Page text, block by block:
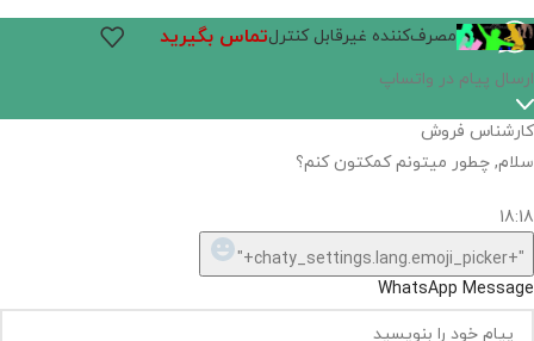
مصرف‌کننده غیرقابل کنترلتماس بگیرید
ارسال پیام در واتساپ
کارشناس فروش
سلام, چطور میتونم کمکتون کنم؟
18:18
"+chaty_settings.lang.emoji_picker+"
WhatsApp Message